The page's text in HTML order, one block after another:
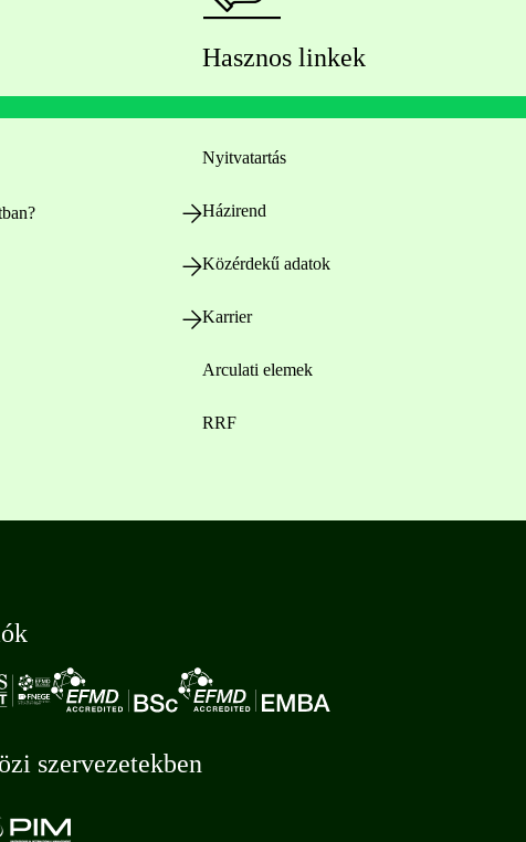
Hasznos linkek
Nyitvatartás
Házirend
Közérdekű adatok
Karrier
Arculati elemek
RRF
szervezetekben